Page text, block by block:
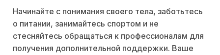
Начинайте с понимания своего тела, заботьтесь
о питании, занимайтесь спортом и не
стесняйтесь обращаться к профессионалам для
получения дополнительной поддержки. Ваше